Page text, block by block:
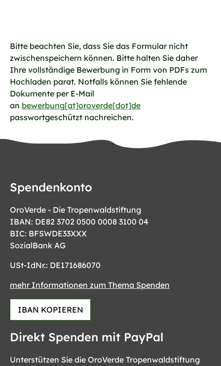
Bitte beachten Sie, dass Sie das Formular nicht
zwischenspeichern können. Bitte halten Sie daher
Ihre vollständige Bewerbung in Form von PDFs zum
Hochladen parat. Notfalls können Sie fehlende
Dokumente per E-Mail
an bewerbung[at]oroverde[dot]de
passwortgeschützt nachreichen.
Spendenkonto
OroVerde - Die Tropenwaldstiftung
IBAN: DE82 3702 0500 0008 3100 04
BIC: BFSWDE33XXX
SozialBank AG
USt-IdNr.: DE171686070
mehr Informationen zum Thema Spenden
IBAN KOPIEREN
Direkt Spenden mit PayPal
Unterstützen Sie die OroVerde Tropenwaldstiftung